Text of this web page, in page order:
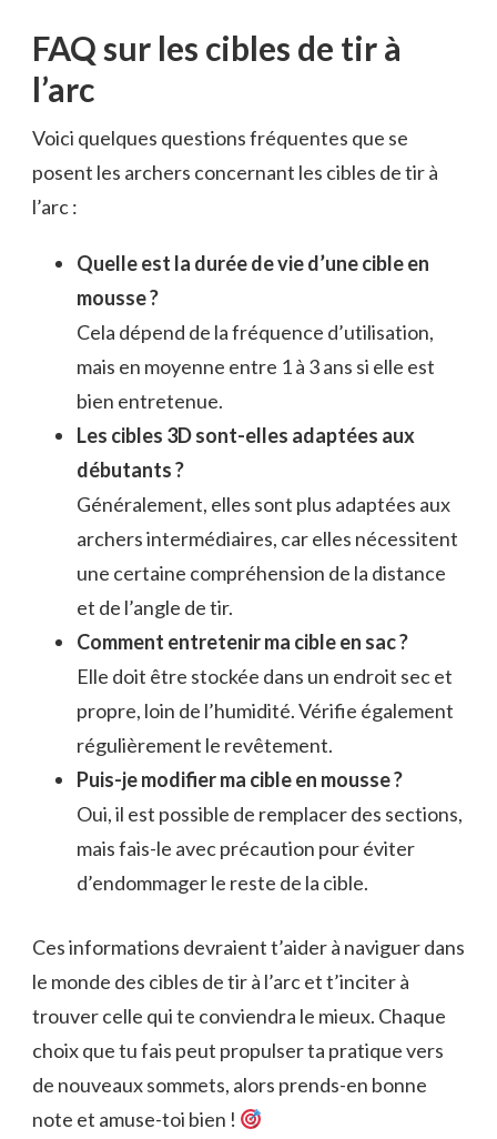
FAQ sur les cibles de tir à
l’arc
Voici quelques questions fréquentes que se
posent les archers concernant les cibles de tir à
l’arc :
Quelle est la durée de vie d’une cible en
mousse ?
Cela dépend de la fréquence d’utilisation,
mais en moyenne entre 1 à 3 ans si elle est
bien entretenue.
Les cibles 3D sont-elles adaptées aux
débutants ?
Généralement, elles sont plus adaptées aux
archers intermédiaires, car elles nécessitent
une certaine compréhension de la distance
et de l’angle de tir.
Comment entretenir ma cible en sac ?
Elle doit être stockée dans un endroit sec et
propre, loin de l’humidité. Vérifie également
régulièrement le revêtement.
Puis-je modifier ma cible en mousse ?
Oui, il est possible de remplacer des sections,
mais fais-le avec précaution pour éviter
d’endommager le reste de la cible.
Ces informations devraient t’aider à naviguer dans
le monde des cibles de tir à l’arc et t’inciter à
trouver celle qui te conviendra le mieux. Chaque
choix que tu fais peut propulser ta pratique vers
de nouveaux sommets, alors prends-en bonne
note et amuse-toi bien !